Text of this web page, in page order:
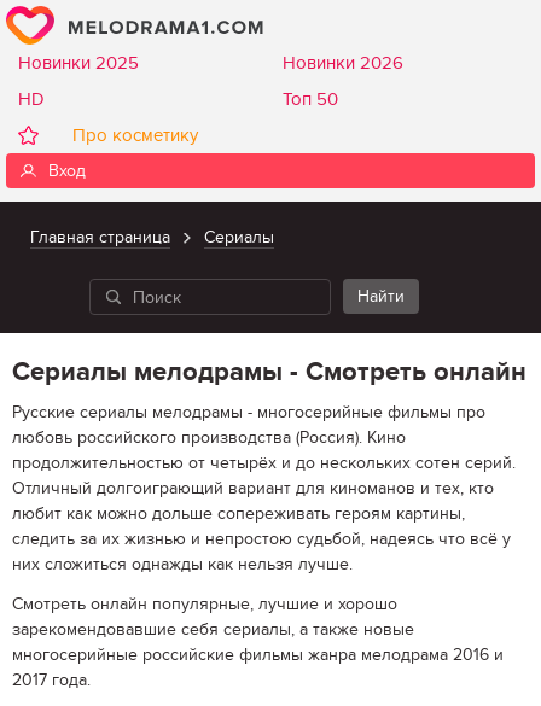
Новинки 2025
Новинки 2026
HD
Топ 50
Про косметику
Вход
Главная страница Сериалы
Сериалы мелодрамы - Смотреть онлайн
Русские сериалы мелодрамы - многосерийные фильмы про
любовь российского производства (Россия). Кино
продолжительностью от четырёх и до нескольких сотен серий.
Отличный долгоиграющий вариант для киноманов и тех, кто
любит как можно дольше сопереживать героям картины,
следить за их жизнью и непростою судьбой, надеясь что всё у
них сложиться однажды как нельзя лучше.
Смотреть онлайн популярные, лучшие и хорошо
зарекомендовавшие себя сериалы, а также новые
многосерийные российские фильмы жанра мелодрама 2016 и
2017 года.